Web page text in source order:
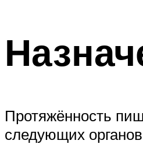
Протяжённость
следующих